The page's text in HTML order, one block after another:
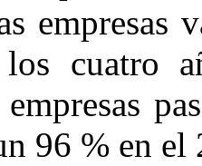
empresas
cuatro
96 % en el